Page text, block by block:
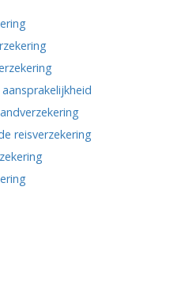
reisverzekering